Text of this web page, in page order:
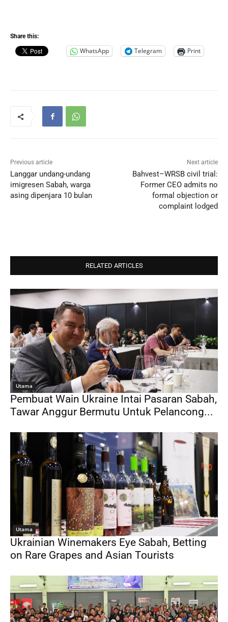
Share this:
WhatsApp Telegram Print
Previous article
Langgar undang-undang
imigresen Sabah, warga
asing dipenjara 10 bulan
Next article
Bahvest–WRSB civil trial:
Former CEO admits no
formal objection or
complaint lodged
RELATED ARTICLES
Utama
Pembuat Wain Ukraine Intai Pasaran Sabah,
Tawar Anggur Bermutu Untuk Pelancong...
Utama
Ukrainian Winemakers Eye Sabah, Betting
on Rare Grapes and Asian Tourists